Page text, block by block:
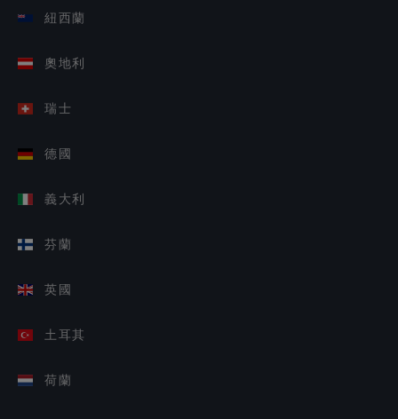
紐西蘭
奧地利
瑞士
德國
義大利
芬蘭
英國
土耳其
荷蘭